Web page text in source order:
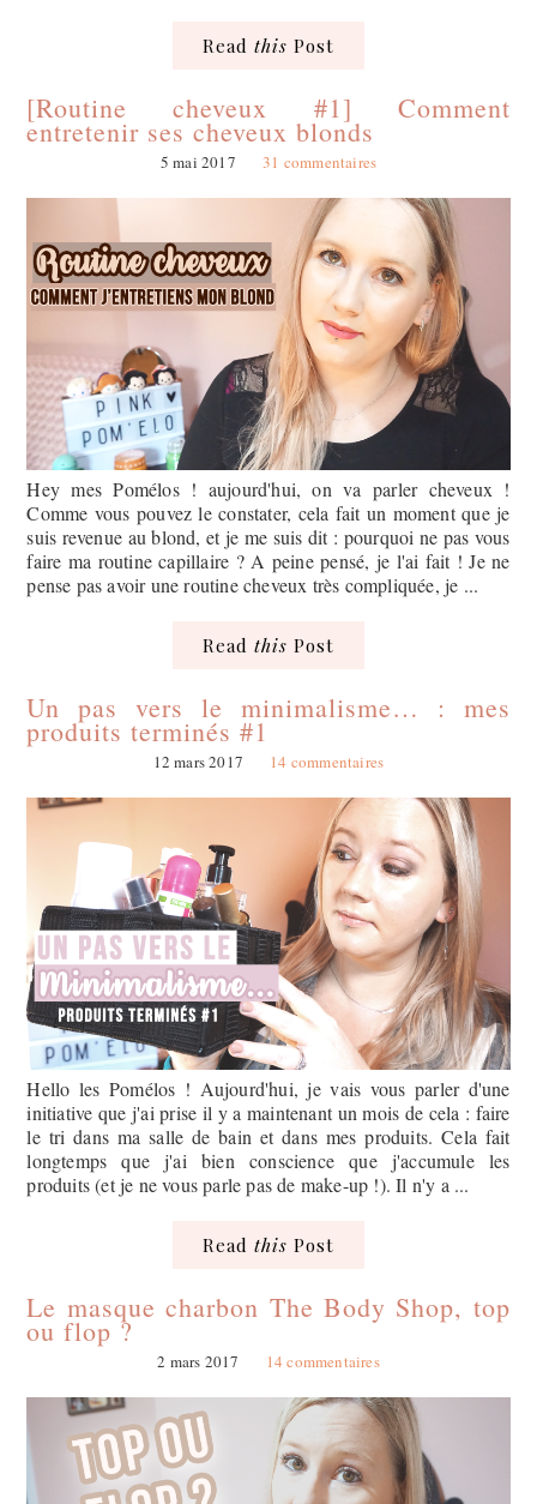
Read this Post
[Routine cheveux #1] Comment
entretenir ses cheveux blonds
5 mai 2017 31 commentaires
Hey mes Pomélos ! aujourd'hui, on va parler cheveux !
Comme vous pouvez le constater, cela fait un moment que je
suis revenue au blond, et je me suis dit : pourquoi ne pas vous
faire ma routine capillaire ? A peine pensé, je l'ai fait ! Je ne
pense pas avoir une routine cheveux très compliquée, je ...
Read this Post
Un pas vers le minimalisme… : mes
produits terminés #1
12 mars 2017 14 commentaires
Hello les Pomélos ! Aujourd'hui, je vais vous parler d'une
initiative que j'ai prise il y a maintenant un mois de cela : faire
le tri dans ma salle de bain et dans mes produits. Cela fait
longtemps que j'ai bien conscience que j'accumule les
produits (et je ne vous parle pas de make-up !). Il n'y a ...
Read this Post
Le masque charbon The Body Shop, top
ou flop ?
2 mars 2017 14 commentaires